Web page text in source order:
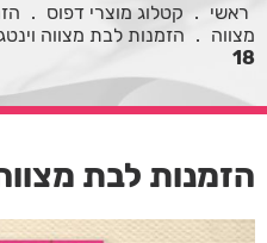
ראשי . קטלוג מוצרי דפוס .
מצווה . הזמנות לבת מצווה
18
הזמנות לבת מצווה